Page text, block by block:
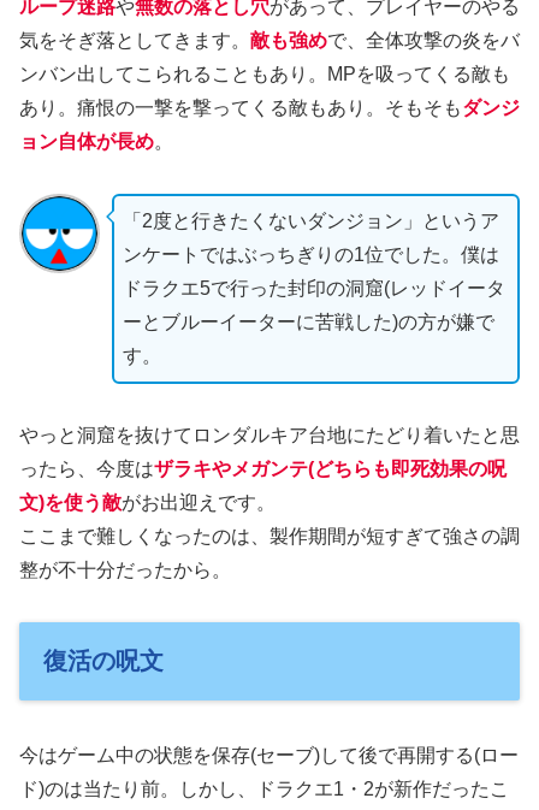
ループ迷路や無数の落とし穴があって、プレイヤーのやる
気をそぎ落としてきます。 敵も強めで、全体攻撃の炎をバ
ンバン出してこられることもあり。MPを吸ってくる敵も
あり。痛恨の一撃を撃ってくる敵もあり。そもそもダンジ
ョン自体が長め。
「2度と行きたくないダンジョン」というア
ンケートではぶっちぎりの1位でした。僕は
ドラクエ5で行った封印の洞窟(レッドイータ
ーとブルーイーターに苦戦した)の方が嫌で
す。
やっと洞窟を抜けてロンダルキア台地にたどり着いたと思
ったら、今度はザラキやメガンテ(どちらも即死効果の呪
文)を使う敵がお出迎えです。
ここまで難しくなったのは、製作期間が短すぎて強さの調
整が不十分だったから。
復活の呪文
今はゲーム中の状態を保存(セーブ)して後で再開する(ロー
ド)のは当たり前。しかし、ドラクエ1・2が新作だったこ